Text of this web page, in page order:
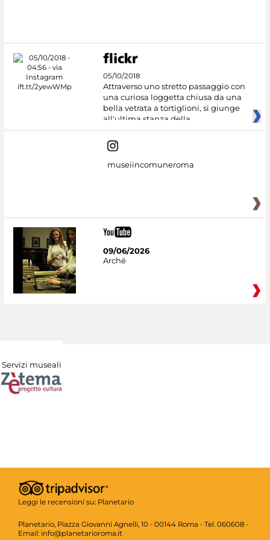
05/10/2018
Attraverso uno stretto passaggio con
una curiosa loggetta chiusa da una
bella vetrata a tortiglioni, si giunge
all'ultima stanza della
museiincomuneroma
09/06/2026
Arché
Servizi museali
Leggi le recensioni su: Planetario
Planetario, Piazza Giovanni Agnelli, 10 - 00144 Roma - Tel. 060608 -
Email: info@planetarioroma.it